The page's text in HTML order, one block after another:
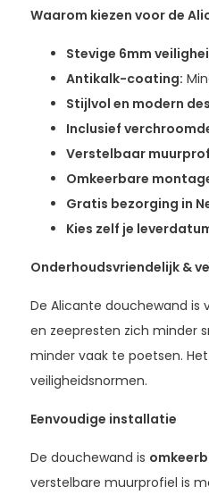
Waarom kiezen voor de
Stevige 6mm
Antikalk-coating:
Stijlvol en modern
Inclusief
Verstelbaar
Omkeerbare
Gratis bezorging in
Kies zelf je
Onderhoudsvriendelijk &
De Alicante douchewand is
en zeepresten zich minder
minder vaak te poetsen. Het
veiligheidsnormen.
Eenvoudige installatie
De douchewand is
verstelbare muurprofiel is